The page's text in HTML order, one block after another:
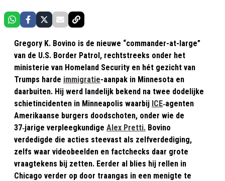
Gregory K. Bovino is de nieuwe “commander-at-large”
van de U.S. Border Patrol, rechtstreeks onder het
ministerie van Homeland Security en hét gezicht van
Trumps harde immigratie-aanpak in Minnesota en
daarbuiten. Hij werd landelijk bekend na twee dodelijke
schietincidenten in Minneapolis waarbij ICE‑agenten
Amerikaanse burgers doodschoten, onder wie de
37‑jarige verpleegkundige Alex Pretti. Bovino
verdedigde die acties steevast als zelfverdediging,
zelfs waar videobeelden en factchecks daar grote
vraagtekens bij zetten. Eerder al blies hij rellen in
Chicago verder op door traangas in een menigte te